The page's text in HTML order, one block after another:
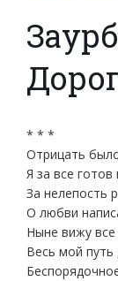
* * *
Отрицать
Я за все готов
За нелепость
О любви
Ныне вижу все
Весь мой путь